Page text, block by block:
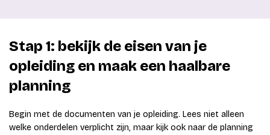
Stap 1: bekijk de eisen van je
opleiding en maak een haalbare
planning
Begin met de documenten van je opleiding. Lees niet alleen
welke onderdelen verplicht zijn, maar kijk ook naar de planning